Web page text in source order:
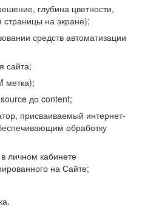
глубина цветности,
на экране);
средств автоматизации
сайта;
метка);
до content;
присваиваемый интернет-
обработку
личном кабинете
на Сайте;